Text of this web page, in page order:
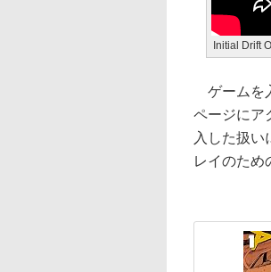
Initial Drift
ゲームを
ページにア
入した扱い
レイのため